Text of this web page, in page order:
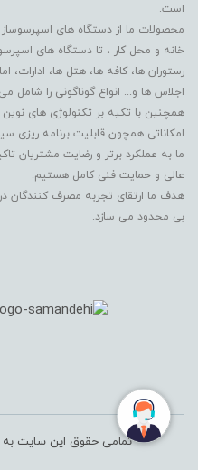
است.
محصولات ما از دستگاه های اسپرسوساز
خانه و محل کار ، تا دستگاه های
رستوران ها، کافه ها، هتل ها،
اجلاس ها و... انواع گوناگونی را شامل
همچنین با تکیه بر تکنولوژی های
امکاناتی همچون قابلیت برنامه
ما به عملکرد برتر و رضایت مشتریان
عالی و حمایت فنی کامل هستیم.
هدف ما ارتقای تجربه مصرف کنندگان
بی محدود می سازد.
تمامی حقوق این سایت